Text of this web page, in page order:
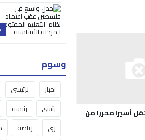
أسيرا محررا من
وسوم
اخبار الرئيسي
رئسي
رئيسة
ري
رياضه